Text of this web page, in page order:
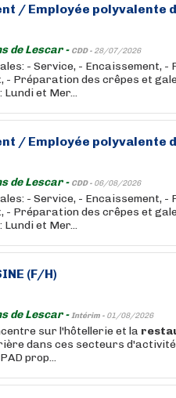
/ Employée polyvalente
de Lescar - CDD - 28/07/2026
- Service, - Encaissement,
- Préparation des crêpes et
et Mer...
/ Employée polyvalente
de Lescar - CDD - 06/08/2026
- Service, - Encaissement,
- Préparation des crêpes et
et Mer...
(F/H)
de Lescar -Intérim - 01/08/2026
sur l'hôtellerie et la
dans ces secteurs
prop...